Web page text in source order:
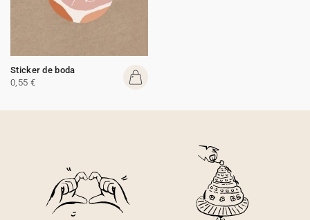
Sticker de boda
0,55 €